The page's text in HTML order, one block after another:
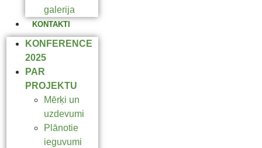
galerija
KONTAKTI
KONFERENCE
2025
PAR
PROJEKTU
Mērķi un
uzdevumi
Plānotie
ieguvumi